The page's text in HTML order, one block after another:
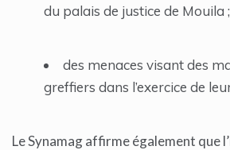
du palais de justice de Mouila ;
des menaces visant des
greffiers dans l’exercice de
Le Synamag affirme également que